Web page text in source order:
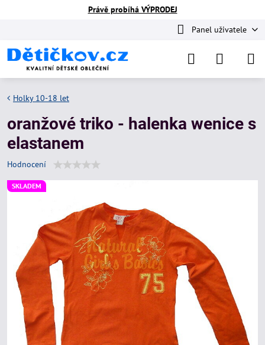
Právě probíhá VÝPRODEJ
Panel uživatele
SKLADEM
Holky 10-18 let
oranžové triko - halenka wenice s
elastanem
Hodnocení